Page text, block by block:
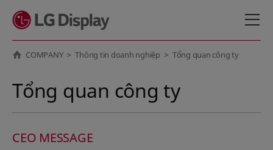
COMPANY Thông tin doanh nghiệp Tổng quan công ty
Tổng quan công ty
CEO MESSAGE